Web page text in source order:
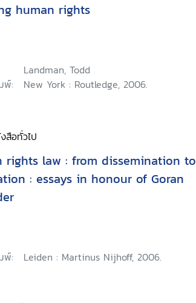
human rights
Landman, Todd
พ์:
New York : Routledge, 2006.
สือทั่วไป
rights law : from dissemination to
: essays in honour of Goran
พ์: Leiden : Martinus Nijhoff, 2006.